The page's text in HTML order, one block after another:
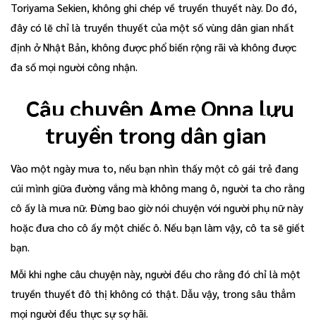
Toriyama Sekien, không ghi chép về truyền thuyết này. Do đó,
đây có lẽ chỉ là truyền thuyết của một số vùng dân gian nhất
định ở Nhật Bản, không được phổ biến rộng rãi và không được
đa số mọi người công nhận.
Câu chuyện Ame Onna lưu
truyền trong dân gian
Vào một ngày mưa to, nếu bạn nhìn thấy một cô gái trẻ đang
cúi mình giữa đường vắng mà không mang ô, người ta cho rằng
cô ấy là mưa nữ. Đừng bao giờ nói chuyện với người phụ nữ này
hoặc đưa cho cô ấy một chiếc ô. Nếu bạn làm vậy, cô ta sẽ giết
bạn.
Mỗi khi nghe câu chuyện này, người đều cho rằng đó chỉ là một
truyền thuyết đô thị không có thật. Dẫu vậy, trong sâu thẳm
mọi người đều thực sự sợ hãi.